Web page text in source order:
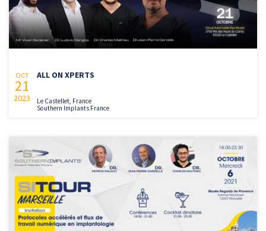
OCT
21
2023
ALL ON XPERTS
Le Castellet, France
Southern Implants France